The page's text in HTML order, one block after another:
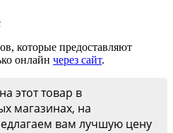
которые предоставляют
онлайн через сайт.
этот товар в
магазинах, на
вам лучшую цену